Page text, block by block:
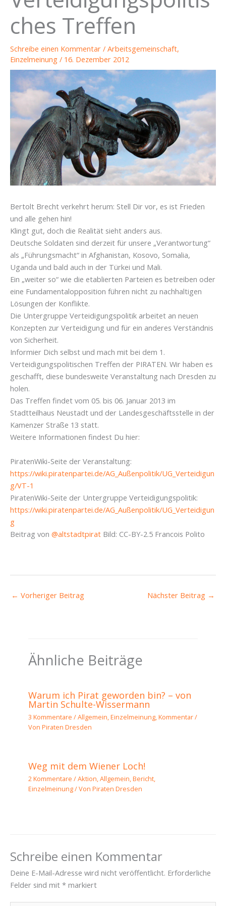
ches Treffen
Schreibe einen Kommentar / Arbeitsgemeinschaft,
Einzelmeinung / 16. Dezember 2012
Bertolt Brecht verkehrt herum: Stell Dir vor, es ist Frieden
und alle gehen hin!
Klingt gut, doch die Realität sieht anders aus.
Deutsche Soldaten sind derzeit für unsere „Verantwortung“
als „Führungsmacht“ in Afghanistan, Kosovo, Somalia,
Uganda und bald auch in der Türkei und Mali.
Ein „weiter so“ wie die etablierten Parteien es betreiben oder
eine Fundamentalopposition führen nicht zu nachhaltigen
Lösungen der Konflikte.
Die Untergruppe Verteidigungspolitik arbeitet an neuen
Konzepten zur Verteidigung und für ein anderes Verständnis
von Sicherheit.
Informier Dich selbst und mach mit bei dem 1.
Verteidigungspolitischen Treffen der PIRATEN. Wir haben es
geschafft, diese bundesweite Veranstaltung nach Dresden zu
holen.
Das Treffen findet vom 05. bis 06. Januar 2013 im
Stadtteilhaus Neustadt und der Landesgeschäftsstelle in der
Kamenzer Straße 13 statt.
Weitere Informationen findest Du hier:
PiratenWiki-Seite der Veranstaltung:
https://wiki.piratenpartei.de/AG_Außenpolitik/UG_Verteidigun
g/VT-1
PiratenWiki-Seite der Untergruppe Verteidigungspolitik:
https://wiki.piratenpartei.de/AG_Außenpolitik/UG_Verteidigun
g
Beitrag von @altstadtpirat Bild: CC-BY-2.5 Francois Polito
← Vorheriger Beitrag Nächster Beitrag →
Ähnliche Beiträge
Warum ich Pirat geworden bin? – von
Martin Schulte-Wissermann
3 Kommentare /Allgemein,Einzelmeinung,Kommentar/
VonPiraten Dresden
Weg mit dem Wiener Loch!
2 Kommentare /Aktion,Allgemein,Bericht,
Einzelmeinung/ VonPiraten Dresden
Schreibe einen Kommentar
Deine E-Mail-Adresse wird nicht veröffentlicht. Erforderliche
Felder sind mit * markiert